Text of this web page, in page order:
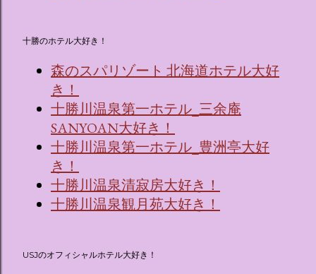
十勝のホテル大好き！
森のスパリゾート 北海道ホテル大好
き！
十勝川温泉第一ホテル_三余庵
SANYOAN大好き！
十勝川温泉第一ホテル_豊洲亭大好
き！
十勝川温泉清寂房大好き！
十勝川温泉観月苑大好き！
USJのオフィシャルホテル大好き！